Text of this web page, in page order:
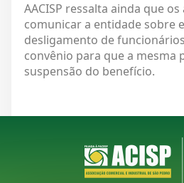
AACISP ressalta ainda que
comunicar a entidade sobre
desligamento de
convênio para que a mesma
suspensão do benefício.